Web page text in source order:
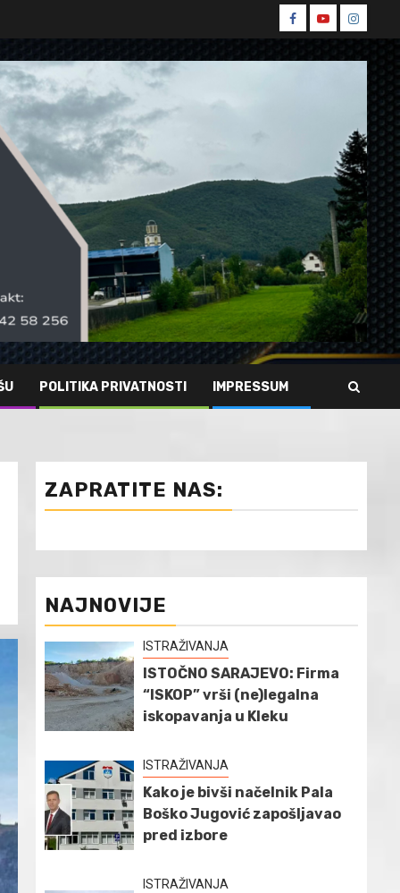
Spin
Facebook
Spin
Youtube
Spin
POLITIKA PRIVATNOSTI IMPRESSUM
ZAPRATITE NAS:
NAJNOVIJE
ISTRAŽIVANJA
ISTOČNO SARAJEVO: Firma
“ISKOP” vrši (ne)legalna
iskopavanja u Kleku
ISTRAŽIVANJA
Kako je bivši načelnik Pala
Boško Jugović zapošljavao
pred izbore
ISTRAŽIVANJA